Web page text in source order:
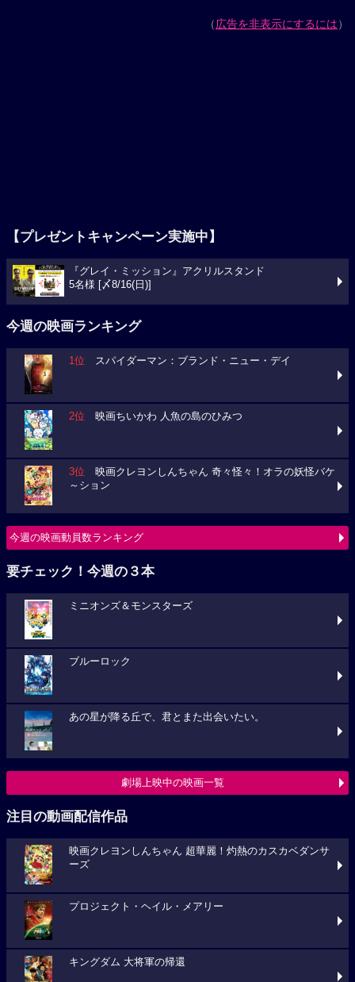
（広告を非表示にするには）
【プレゼントキャンペーン実施中】
『グレイ・ミッション』アクリルスタンド
5名様 [〆8/16(日)]
今週の映画ランキング
1位 スパイダーマン：ブランド・ニュー・デイ
2位 映画ちいかわ 人魚の島のひみつ
3位 映画クレヨンしんちゃん 奇々怪々！オラの妖怪バケ
～ション
今週の映画動員数ランキング
要チェック！今週の３本
ミニオンズ＆モンスターズ
ブルーロック
あの星が降る丘で、君とまた出会いたい。
劇場上映中の映画一覧
注目の動画配信作品
映画クレヨンしんちゃん 超華麗！灼熱のカスカベダンサ
ーズ
プロジェクト・ヘイル・メアリー
キングダム 大将軍の帰還